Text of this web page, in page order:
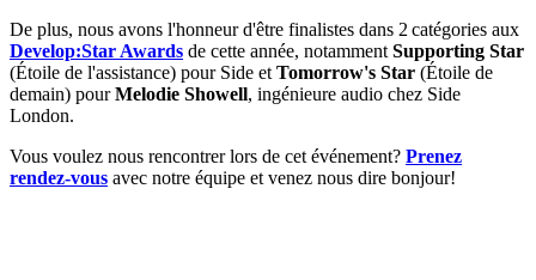
De plus, nous avons l'honneur d'être finalistes dans 2 catégories aux
Develop:Star Awards de cette année, notamment Supporting Star
(Étoile de l'assistance) pour Side et Tomorrow's Star (Étoile de
demain) pourMelodie Showell, ingénieure audio chez Side
London.
Vous voulez nous rencontrer lors de cet événement? Prenez
rendez-vous avec notre équipe et venez nous dire bonjour!